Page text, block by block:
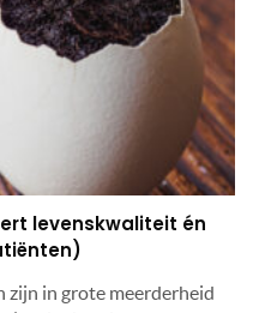
levenskwaliteit én
zijn in grote meerderheid